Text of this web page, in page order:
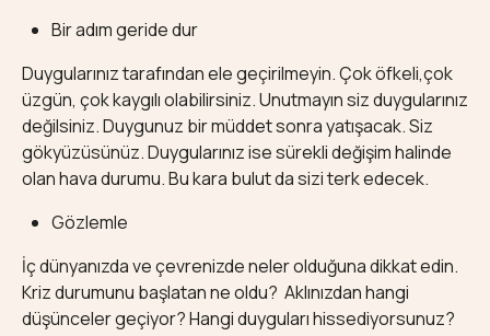
Bir adım geride dur
Duygularınız tarafından ele geçirilmeyin. Çok öfkeli,çok
üzgün, çok kaygılı olabilirsiniz. Unutmayın siz duygularınız
değilsiniz. Duygunuz bir müddet sonra yatışacak. Siz
gökyüzüsünüz. Duygularınız ise sürekli değişim halinde
olan hava durumu. Bu kara bulut da sizi terk edecek.
Gözlemle
İç dünyanızda ve çevrenizde neler olduğuna dikkat edin.
Kriz durumunu başlatan ne oldu? Aklınızdan hangi
düşünceler geçiyor? Hangi duyguları hissediyorsunuz?